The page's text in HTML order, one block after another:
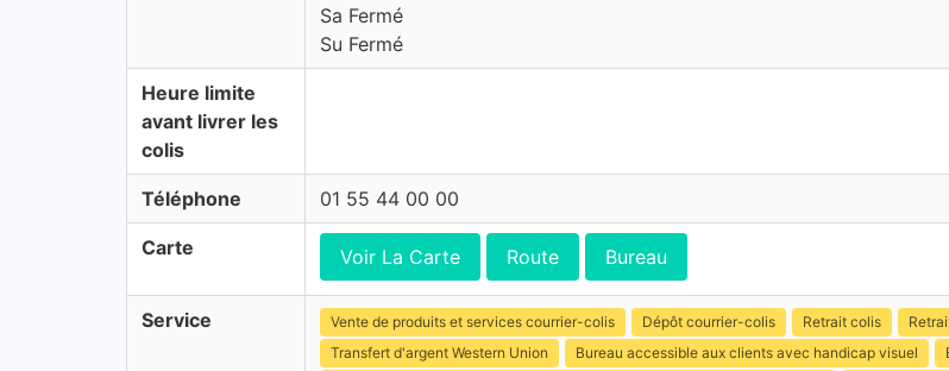
Sa Fermé
Su Fermé
Heure limite
avant livrer les
colis
Téléphone 01 55 44 00 00
Carte Voir La Carte Route Bureau
Service Vente de produits et services courrier-colis Dépôt courrier-colis Retrait colis
Transfert d'argent Western Union
Bureau accessible aux clients avec handicap visuel